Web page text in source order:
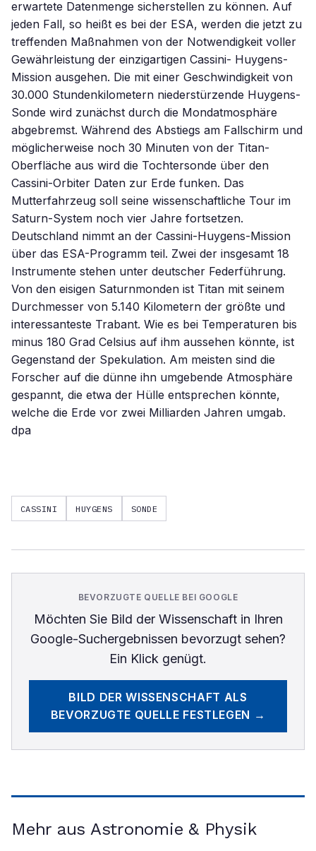
erwartete Datenmenge sicherstellen zu können. Auf
jeden Fall, so heißt es bei der ESA, werden die jetzt zu
treffenden Maßnahmen von der Notwendigkeit voller
Gewährleistung der einzigartigen Cassini- Huygens-
Mission ausgehen. Die mit einer Geschwindigkeit von
30.000 Stundenkilometern niederstürzende Huygens-
Sonde wird zunächst durch die Mondatmosphäre
abgebremst. Während des Abstiegs am Fallschirm und
möglicherweise noch 30 Minuten von der Titan-
Oberfläche aus wird die Tochtersonde über den
Cassini-Orbiter Daten zur Erde funken. Das
Mutterfahrzeug soll seine wissenschaftliche Tour im
Saturn-System noch vier Jahre fortsetzen.
Deutschland nimmt an der Cassini-Huygens-Mission
über das ESA-Programm teil. Zwei der insgesamt 18
Instrumente stehen unter deutscher Federführung.
Von den eisigen Saturnmonden ist Titan mit seinem
Durchmesser von 5.140 Kilometern der größte und
interessanteste Trabant. Wie es bei Temperaturen bis
minus 180 Grad Celsius auf ihm aussehen könnte, ist
Gegenstand der Spekulation. Am meisten sind die
Forscher auf die dünne ihn umgebende Atmosphäre
gespannt, die etwa der Hülle entsprechen könnte,
welche die Erde vor zwei Milliarden Jahren umgab.
dpa
CASSINI HUYGENS SONDE
BEVORZUGTE QUELLE BEI GOOGLE
Möchten Sie Bild der Wissenschaftin Ihren
Google-Suchergebnissen bevorzugt sehen?
Ein Klick genügt.
BILD DER WISSENSCHAFT ALS
BEVORZUGTE QUELLE FESTLEGEN →
Mehr aus Astronomie & Physik